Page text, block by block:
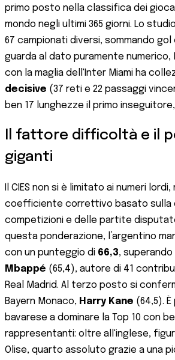
primo posto nella classifica dei
mondo negli ultimi 365 giorni. Lo
67 campionati diversi, sommando gol
guarda al dato puramente numerico,
con la maglia dell'Inter Miami ha
decisive (37 reti e 22 passaggi
ben 17 lunghezze il primo inseguitore,
Il fattore difficoltà e il
giganti
Il CIES non si è limitato ai numeri
coefficiente correttivo basato sulla
competizioni e delle partite
questa ponderazione, l’argentino
con un punteggio di 66,3, superando
Mbappé (65,4), autore di 41
Real Madrid. Al terzo posto si
Bayern Monaco, Harry Kane (64,5).
bavarese a dominare la Top 10 con
rappresentanti: oltre all'inglese,
Olise, quarto assoluto grazie a una